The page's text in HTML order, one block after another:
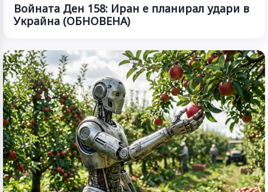
Войната Ден 158: Иран е планирал удари в
Украйна (ОБНОВЕНА)